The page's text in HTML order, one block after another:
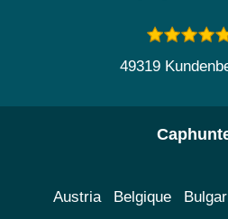
49319
Austria Belgique